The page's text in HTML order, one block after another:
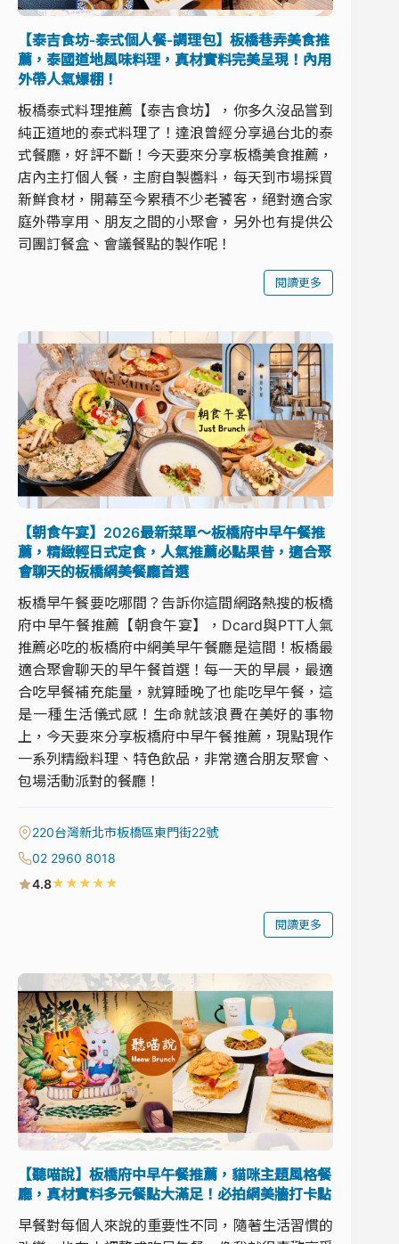
【泰吉食坊-泰式個人餐-調理包】板橋巷弄美食推
薦，泰國道地風味料理，真材實料完美呈現！內用
外帶人氣爆棚！
板橋泰式料理推薦【泰吉食坊】，你多久沒品嘗到
純正道地的泰式料理了！達浪曾經分享過台北的泰
式餐廳，好評不斷！今天要來分享板橋美食推薦，
店內主打個人餐，主廚自製醬料，每天到市場採買
新鮮食材，開幕至今累積不少老饕客，絕對適合家
庭外帶享用、朋友之間的小聚會，另外也有提供公
司團訂餐盒、會議餐點的製作呢！
閱讀更多
【朝食午宴】2026最新菜單～板橋府中早午餐推
薦，精緻輕日式定食，人氣推薦必點果昔，適合聚
會聊天的板橋網美餐廳首選
板橋早午餐要吃哪間？告訴你這間網路熱搜的板橋
府中早午餐推薦【朝食午宴】，Dcard與PTT人氣
推薦必吃的板橋府中網美早午餐廳是這間！板橋最
適合聚會聊天的早午餐首選！每一天的早晨，最適
合吃早餐補充能量，就算睡晚了也能吃早午餐，這
是一種生活儀式感！生命就該浪費在美好的事物
上，今天要來分享板橋府中早午餐推薦，現點現作
一系列精緻料理、特色飲品，非常適合朋友聚會、
包場活動派對的餐廳！
220台灣新北市板橋區東門街22號
02 2960 8018
4.8★★★★★
閱讀更多
【聽喵說】板橋府中早午餐推薦，貓咪主題風格餐
廳，真材實料多元餐點大滿足！必拍網美牆打卡點
早餐對每個人來說的重要性不同，隨著生活習慣的